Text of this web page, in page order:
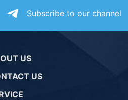
Subscribe to our channel
US
US